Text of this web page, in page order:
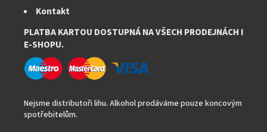
Kontakt
PLATBA KARTOU DOSTUPNÁ NA VŠECH PRODEJNÁCH I
E-SHOPU.
Nejsme distributoři lihu. Alkohol prodáváme pouze koncovým
spotřebitelům.